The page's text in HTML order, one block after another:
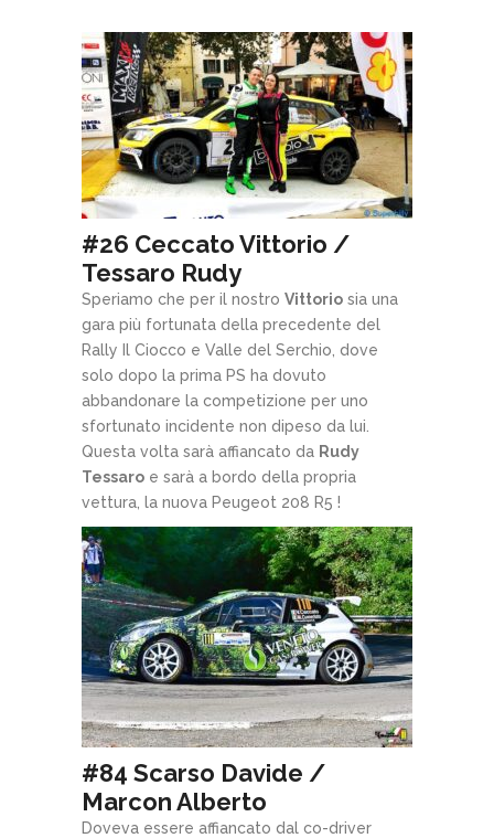
#26 Ceccato Vittorio /
Tessaro Rudy
Speriamo che per il nostro Vittorio sia una
gara più fortunata della precedente del
Rally Il Ciocco e Valle del Serchio, dove
solo dopo la prima PS ha dovuto
abbandonare la competizione per uno
sfortunato incidente non dipeso da lui.
Questa volta sarà affiancato da Rudy
Tessaro e sarà a bordo della propria
vettura, la nuova Peugeot 208 R5 !
#84 Scarso Davide /
Marcon Alberto
Doveva essere affiancato dal co-driver